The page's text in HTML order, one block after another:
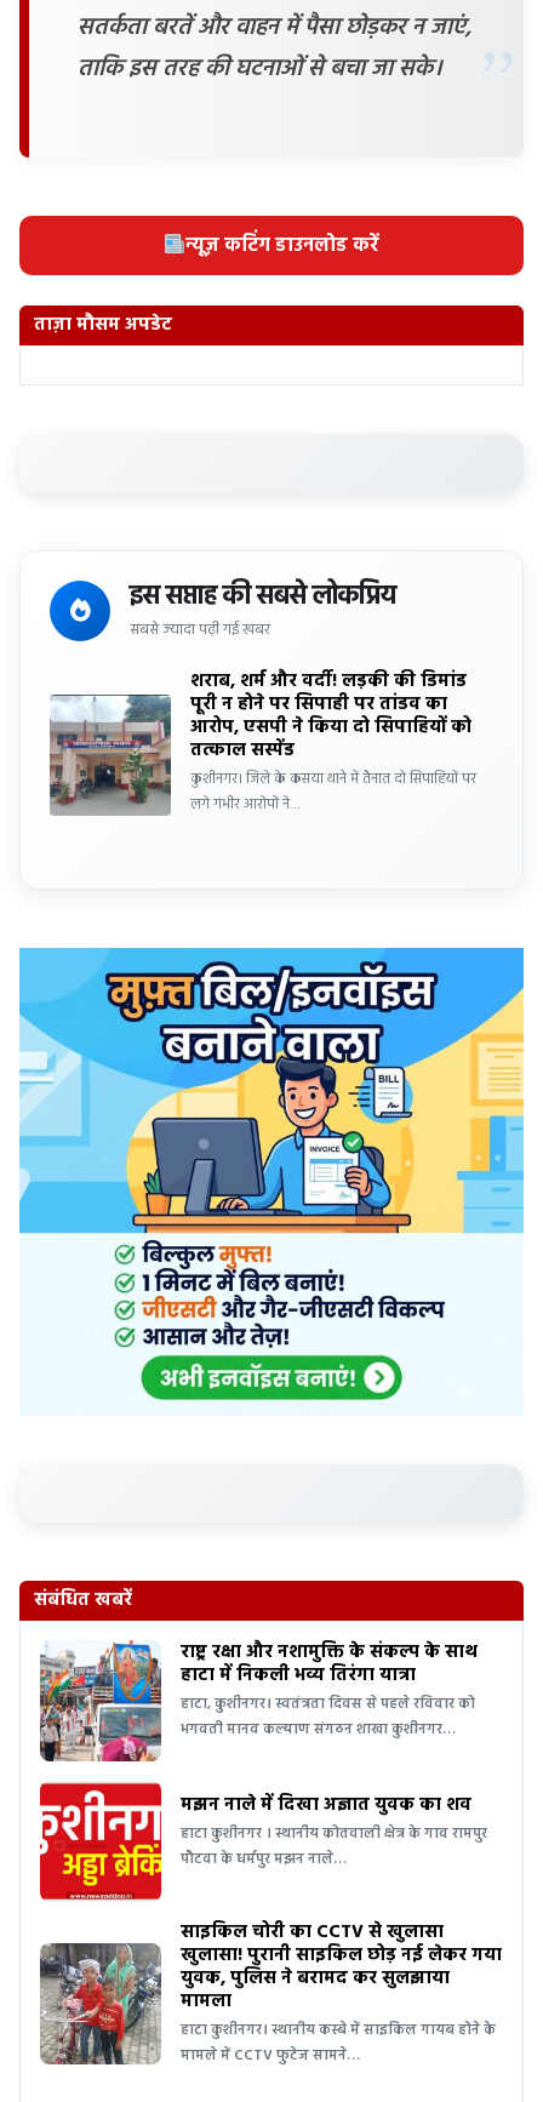
सतर्कता बरतें और वाहन में पैसा छोड़कर न जाएं,
ताकि इस तरह की घटनाओं से बचा जा सके।
न्यूज़ कटिंग डाउनलोड करें
ताज़ा मौसम अपडेट
इस सप्ताह की सबसे लोकप्रिय
सबसे ज्यादा पढ़ी गई खबर
शराब, शर्म और वर्दी! लड़की की डिमांड
पूरी न होने पर सिपाही पर तांडव का
आरोप, एसपी ने किया दो सिपाहियों को
तत्काल सस्पेंड
कुशीनगर। जिले के कसया थाने में तैनात दो सिपाहियों पर
लगे गंभीर आरोपों ने…
संबंधित खबरें
राष्ट्र रक्षा और नशामुक्ति के संकल्प के साथ
हाटा में निकली भव्य तिरंगा यात्रा
हाटा, कुशीनगर। स्वतंत्रता दिवस से पहले रविवार को
भगवती मानव कल्याण संगठन शाखा कुशीनगर…
मझन नाले में दिखा अज्ञात युवक का शव
हाटा कुशीनगर । स्थानीय कोतवाली क्षेत्र के गाव रामपुर
पौटवा के धर्मपुर मझन नाले…
साइकिल चोरी का CCTV से खुलासा
खुलासा! पुरानी साइकिल छोड़ नई लेकर गया
युवक, पुलिस ने बरामद कर सुलझाया
मामला
हाटा कुशीनगर। स्थानीय कस्बे में साइकिल गायब होने के
मामले में CCTV फुटेज सामने…